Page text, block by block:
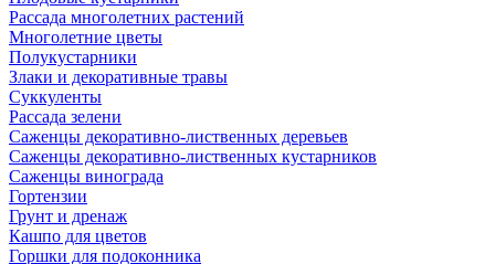
Рассада многолетних растений
Многолетние цветы
Полукустарники
Злаки и декоративные травы
Суккуленты
Рассада зелени
Саженцы декоративно-лиственных деревьев
Саженцы декоративно-лиственных кустарников
Саженцы винограда
Гортензии
Грунт и дренаж
Кашпо для цветов
Горшки для подоконника